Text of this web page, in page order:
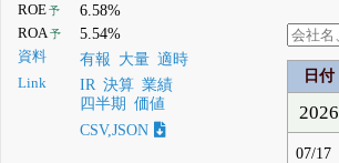
ROE予 6.58%
ROA予 5.54%
資料 有報 大量 適時
Link IR 決算 業績
四半期
価値
CSV,JSON
日付
2026
07/17